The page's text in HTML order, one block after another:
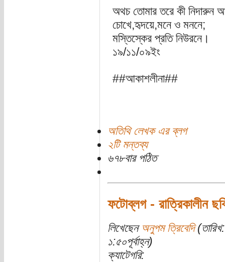
অথচ তোমার তরে কী নিদারুন
চোখে,হৃদয়ে,মনে ও মননে;
মস্তিস্কের প্রতি নিউরনে।
১৯/১১/০৯ইং
##আকাশলীনা##
অতিথি লেখক এর ব্লগ
২টি মন্তব্য
৬৭৮বার পঠিত
ফটোব্লগ - রাত্রিকালীন
লিখেছেন অনুপম ত্রিবেদি
১:৫০পূর্বাহ্ন)
ক্যাটেগরি: